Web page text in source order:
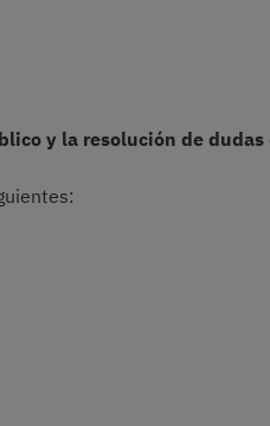
y la resolución de dudas